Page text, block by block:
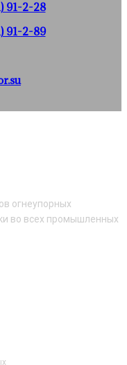
91-2-28
91-2-89
огнеупорных
во всех промышленных